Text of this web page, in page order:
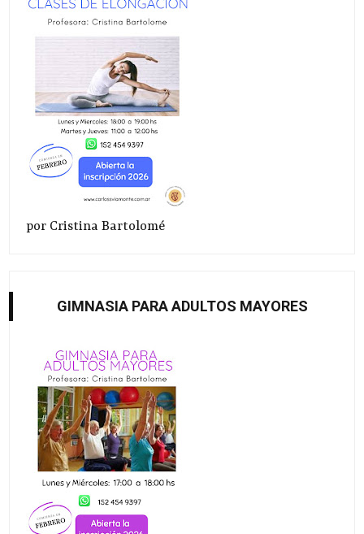
por Cristina Bartolomé
GIMNASIA PARA ADULTOS MAYORES